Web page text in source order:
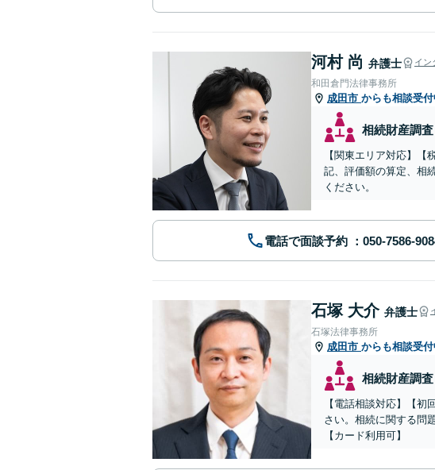
河村 尚 弁護士 イン
和田倉門法律事務所
成田市 からも相談受付
相続財産調
【関東エリア対応】
記、評価額の算定、相
ください。
電話で面談予約
石塚 大介 弁護士
石塚法律事務所
成田市 からも相談受付
相続財産調
【電話相談対応】【
さい。相続に関する問
【カード利用可】